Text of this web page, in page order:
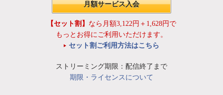
月額サービス入会
【セット割】 なら月額3,122円＋1,628円で
もっとお得にご利用いただけます。
セット割ご利用方法はこちら
ストリーミング期限：配信終了まで
期限・ライセンスについて